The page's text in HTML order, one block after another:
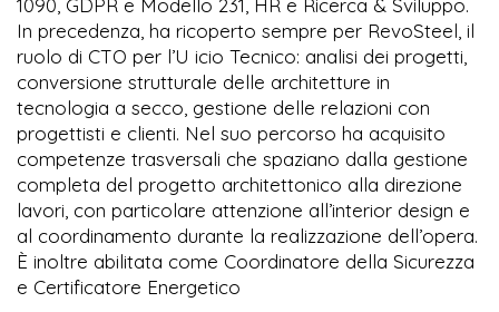
1090, GDPR e Modello 231, HR e Ricerca & Sviluppo.
In precedenza, ha ricoperto sempre per RevoSteel, il
ruolo di CTO per l’U icio Tecnico: analisi dei progetti,
conversione strutturale delle architetture in
tecnologia a secco, gestione delle relazioni con
progettisti e clienti. Nel suo percorso ha acquisito
competenze trasversali che spaziano dalla gestione
completa del progetto architettonico alla direzione
lavori, con particolare attenzione all’interior design e
al coordinamento durante la realizzazione dell’opera.
È inoltre abilitata come Coordinatore della Sicurezza
e Certificatore Energetico